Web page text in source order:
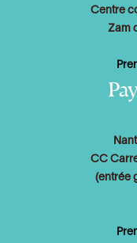
Centre
Zam
CC
(entrée